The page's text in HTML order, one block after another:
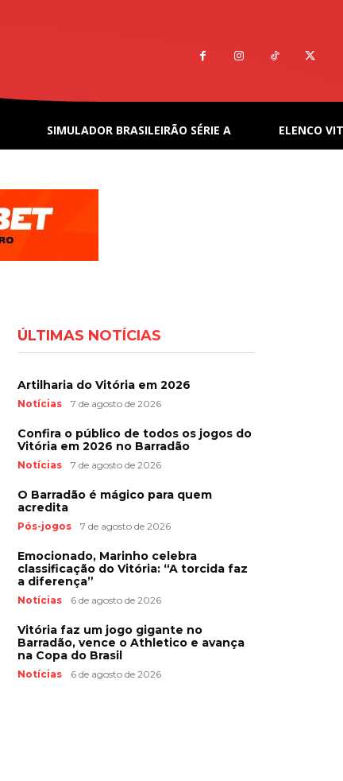
SIMULADOR BRASILEIRÃO SÉRIE A ELENCO
ÚLTIMAS NOTÍCIAS
Artilharia do Vitória em 2026
Notícias 7 de agosto de 2026
Confira o público de todos os jogos do
Vitória em 2026 no Barradão
Notícias 7 de agosto de 2026
O Barradão é mágico para quem
acredita
Pós-jogos 7 de agosto de 2026
Emocionado, Marinho celebra
classificação do Vitória: “A torcida faz
a diferença”
Notícias 6 de agosto de 2026
Vitória faz um jogo gigante no
Barradão, vence o Athletico e avança
na Copa do Brasil
Notícias 6 de agosto de 2026